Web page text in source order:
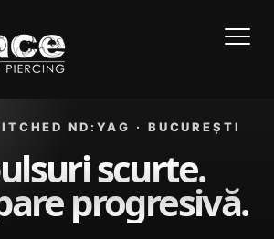
ND:YAG · BUCUREȘTI
scurte.
progresivă.